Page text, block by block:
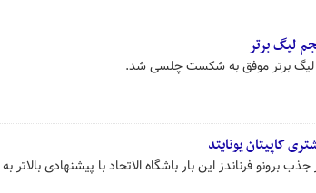
لیگ برتر
لیگ برتر موفق به شکست چلسی شد.
کاپیتان یونایتد
برونو فرناندز این بار باشگاه الاتحاد با پیشنهادی